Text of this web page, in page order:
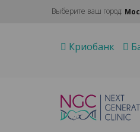
Выберите ваш город:
Криобанк